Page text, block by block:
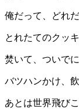
俺だって、どれ
とれたてのクッ
焚いて、ついで
バツハンかけ、
あとは世界飛び